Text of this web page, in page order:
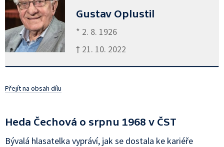
Gustav Oplustil
* 2. 8. 1926
† 21. 10. 2022
Přejít na obsah dílu
Heda Čechová o srpnu 1968 v ČST
Bývalá hlasatelka vypráví, jak se dostala ke kariéře